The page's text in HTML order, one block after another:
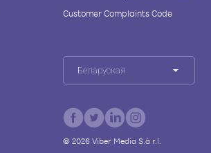
Customer Complaints Code
Беларуская
© 2026Viber Media S.à r.l.